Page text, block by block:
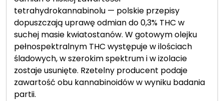
tetrahydrokannabinolu — polskie przepisy
dopuszczają uprawę odmian do 0,3% THC w
suchej masie kwiatostanów. W gotowym olejku
pełnospektralnym THC występuje w ilościach
śladowych, w szerokim spektrum i w izolacie
zostaje usunięte. Rzetelny producent podaje
zawartość obu kannabinoidów w wyniku badania
partii.